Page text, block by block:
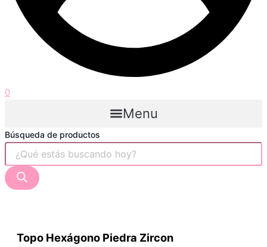
0
Menu
Búsqueda de productos
Topo Hexágono Piedra Zircon